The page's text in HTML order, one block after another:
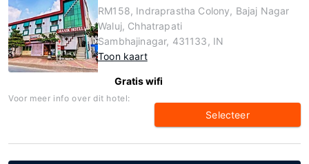
RM158, Indraprastha Colony, Bajaj Nagar
Waluj, Chhatrapati
Sambhajinagar, 431133, IN
Toon kaart
Gratis wifi
Voor meer info over dit hotel:
Selecteer